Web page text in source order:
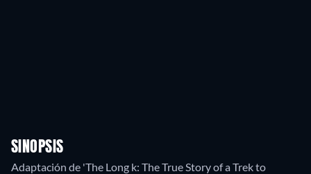
SINOPSIS
Adaptación de 'The Long k: The True Story of a Trek to